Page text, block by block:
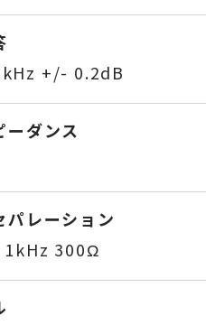
+/- 0.2dB
ーダンス
パレーション
300Ω